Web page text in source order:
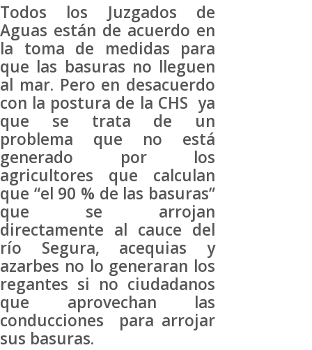
Todos los Juzgados de
Aguas están de acuerdo en
la toma de medidas para
que las basuras no lleguen
al mar. Pero en desacuerdo
con la postura de la CHS ya
que se trata de un
problema que no está
generado por los
agricultores que calculan
que “el 90 % de las basuras”
que se arrojan
directamente al cauce del
río Segura, acequias y
azarbes no lo generaran los
regantes si no ciudadanos
que aprovechan las
conducciones para arrojar
sus basuras.